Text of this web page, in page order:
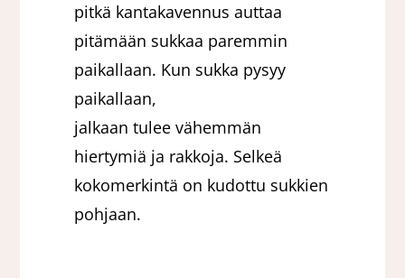
pitkä kantakavennus auttaa
pitämään sukkaa paremmin
paikallaan. Kun sukka pysyy
paikallaan,
jalkaan tulee vähemmän
hiertymiä ja rakkoja. Selkeä
kokomerkintä on kudottu sukkien
pohjaan.